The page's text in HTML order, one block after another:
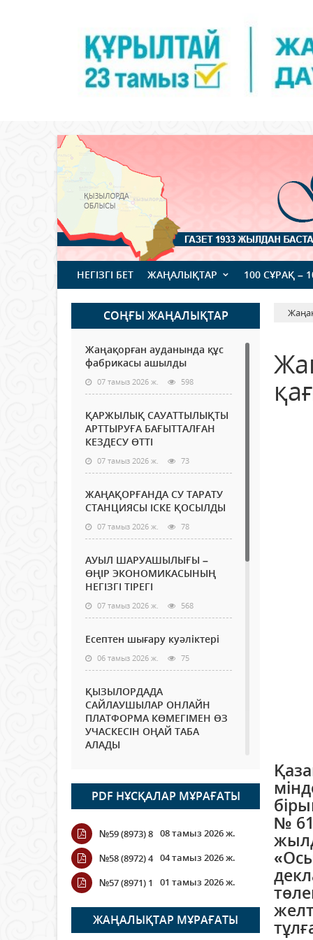
НЕГІЗГІ БЕТ ЖАҢАЛЫҚТАР 100 СҰРАҚ –
СОҢҒЫ ЖАҢАЛЫҚТАР
Жаңақорған ауданында құс
фабрикасы ашылды
07 тамыз 2026 ж. 598
ҚАРЖЫЛЫҚ САУАТТЫЛЫҚТЫ
АРТТЫРУҒА БАҒЫТТАЛҒАН
КЕЗДЕСУ ӨТТІ
07 тамыз 2026 ж. 73
ЖАҢАҚОРҒАНДА СУ ТАРАТУ
СТАНЦИЯСЫ ІСКЕ ҚОСЫЛДЫ
07 тамыз 2026 ж. 78
АУЫЛ ШАРУАШЫЛЫҒЫ –
ӨҢІР ЭКОНОМИКАСЫНЫҢ
НЕГІЗГІ ТІРЕГІ
07 тамыз 2026 ж. 568
Есептен шығару куәліктері
06 тамыз 2026 ж. 75
ҚЫЗЫЛОРДАДА
САЙЛАУШЫЛАР ОНЛАЙН
ПЛАТФОРМА КӨМЕГІМЕН ӨЗ
УЧАСКЕСІН ОҢАЙ ТАБА
АЛАДЫ
Open Air: Қызылорда
облысы полиция
департаменті 20 мыңнан
астам көрерменнің
қауіпсіздігін қамтамасыз етті
ҚАЛАЙ ӨТЕДІ?
06 тамыз 2026 ж. 266
PDF НҰСҚАЛАР МҰРАҒАТЫ
№59 (8973) 8 08 тамыз 2026 ж.
№58 (8972) 4 04 тамыз 2026 ж.
№57 (8971) 1
01 тамыз 2026 ж.
ЖАҢАЛЫҚТАР МҰРАҒАТЫ
№